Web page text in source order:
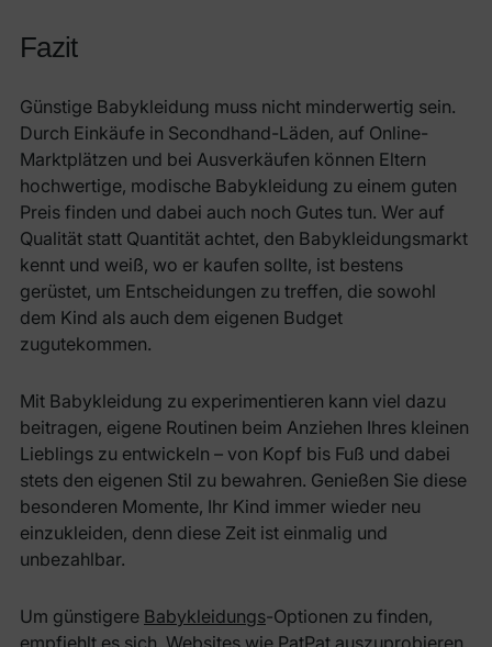
Fazit
Günstige Babykleidung muss nicht minderwertig sein.
Durch Einkäufe in Secondhand-Läden, auf Online-
Marktplätzen und bei Ausverkäufen können Eltern
hochwertige, modische Babykleidung zu einem guten
Preis finden und dabei auch noch Gutes tun. Wer auf
Qualität statt Quantität achtet, den Babykleidungsmarkt
kennt und weiß, wo er kaufen sollte, ist bestens
gerüstet, um Entscheidungen zu treffen, die sowohl
dem Kind als auch dem eigenen Budget
zugutekommen.
Mit Babykleidung zu experimentieren kann viel dazu
beitragen, eigene Routinen beim Anziehen Ihres kleinen
Lieblings zu entwickeln – von Kopf bis Fuß und dabei
stets den eigenen Stil zu bewahren. Genießen Sie diese
besonderen Momente, Ihr Kind immer wieder neu
einzukleiden, denn diese Zeit ist einmalig und
unbezahlbar.
Um günstigere Babykleidungs-Optionen zu finden,